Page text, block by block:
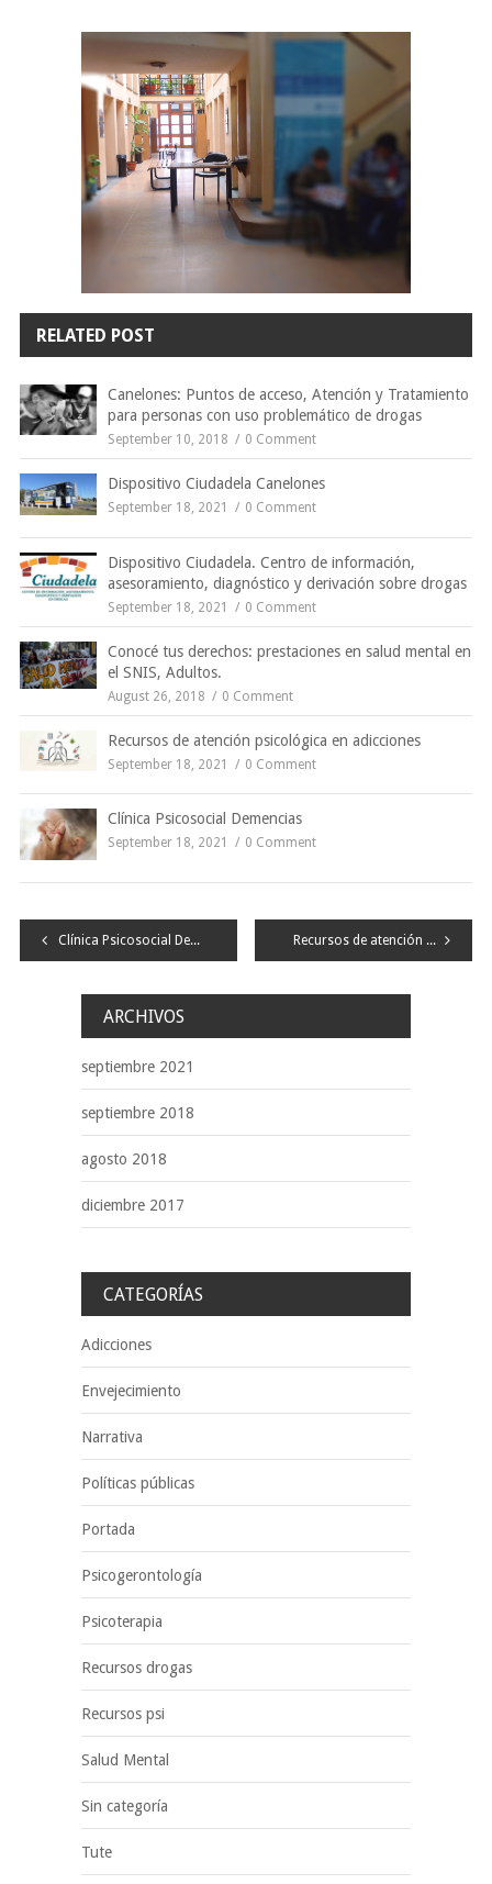
RELATED POST
Canelones: Puntos de acceso, Atención y Tratamiento
para personas con uso problemático de drogas
September 10, 2018 0 Comment
Dispositivo Ciudadela Canelones
September 18, 2021 0 Comment
Dispositivo Ciudadela. Centro de información,
asesoramiento, diagnóstico y derivación sobre drogas
September 18, 2021 0 Comment
Conocé tus derechos: prestaciones en salud mental en
el SNIS, Adultos.
August 26, 2018 0 Comment
Recursos de atención psicológica en adicciones
September 18, 2021 0 Comment
Clínica Psicosocial Demencias
September 18, 2021 0 Comment
Navegación
entradas
Clínica Psicosocial Demencias Recursos de atención psicológica en adicciones
ARCHIVOS
septiembre 2021
septiembre 2018
agosto 2018
diciembre 2017
CATEGORÍAS
Adicciones
Envejecimiento
Narrativa
Políticas públicas
Portada
Psicogerontología
Psicoterapia
Recursos drogas
Recursos psi
Salud Mental
Sin categoría
Tute